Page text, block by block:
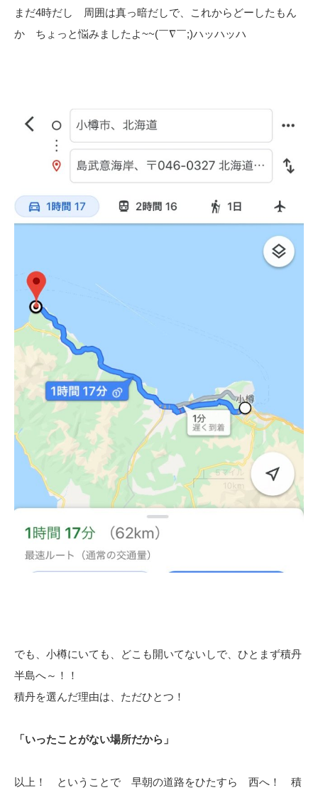
まだ4時だし 周囲は真っ暗だしで、これからどーしたもん
か ちょっと悩みましたよ~~(￣∇￣;)ハッハッハ
でも、小樽にいても、どこも開いてないしで、ひとまず積丹
半島へ～！！
積丹を選んだ理由は、ただひとつ！
「いったことがない場所だから」
以上！ ということで 早朝の道路をひたすら 西へ！ 積